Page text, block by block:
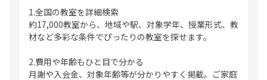
1.全国の教室を詳細検索
約17,000教室から、地域や駅、対象学年、授業形式、教
材など多彩な条件でぴったりの教室を探せます。
2.費用や年齢もひと目で分かる
月謝や入会金、対象年齢等が分かりやすく掲載。ご家庭